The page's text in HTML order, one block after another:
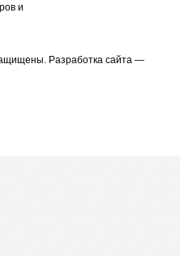
и
Разработка cайта —